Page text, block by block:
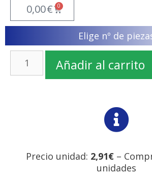
0,00€ 0
Elige nº de
Añadir al carrito
Precio unidad: 2,91€–
unidades